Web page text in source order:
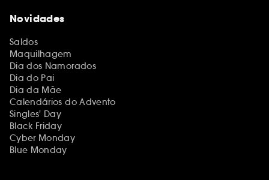
Novidades
Saldos
Maquilhagem
Dia dos Namorados
Dia do Pai
Dia da Mãe
Calendários do Advento
Singles' Day
Black Friday
Cyber Monday
Blue Monday